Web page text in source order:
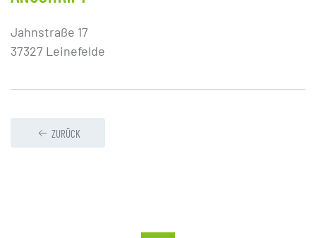
Jahnstraße 17
37327 Leinefelde
ZURÜCK